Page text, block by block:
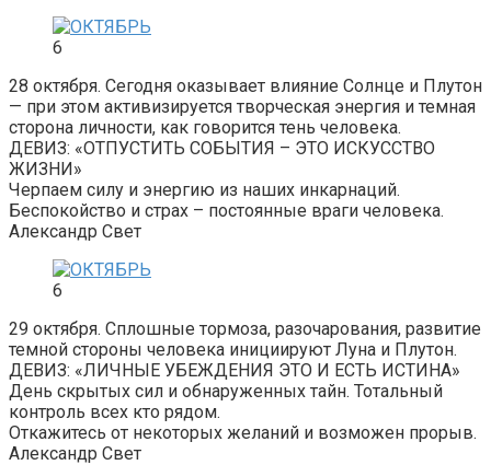
6
28 октября. Сегодня оказывает влияние Солнце и Плутон
— при этом активизируется творческая энергия и темная
сторона личности, как говорится тень человека.
ДЕВИЗ: «ОТПУСТИТЬ СОБЫТИЯ – ЭТО ИСКУССТВО
ЖИЗНИ»
Черпаем силу и энергию из наших инкарнаций.
Беспокойство и страх – постоянные враги человека.
Александр Свет
6
29 октября. Сплошные тормоза, разочарования, развитие
темной стороны человека инициируют Луна и Плутон.
ДЕВИЗ: «ЛИЧНЫЕ УБЕЖДЕНИЯ ЭТО И ЕСТЬ ИСТИНА»
День скрытых сил и обнаруженных тайн. Тотальный
контроль всех кто рядом.
Откажитесь от некоторых желаний и возможен прорыв.
Александр Свет